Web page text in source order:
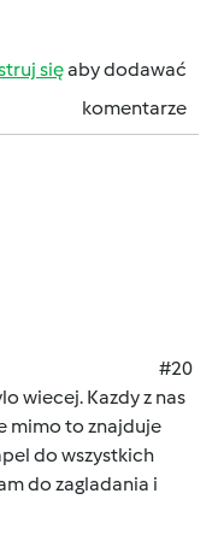
sięaby dodawać
komentarze
#20
wiecej. Kazdy z nas
mimo to znajduje
do wszystkich
do zagladania i